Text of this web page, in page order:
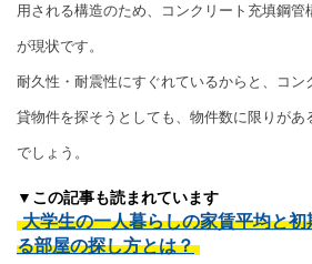
用される構造のため、コンクリート充填鋼
が現状です。
耐久性・耐震性にすぐれているからと、コン
貸物件を探そうとしても、物件数に限りがあ
でしょう。
▼この記事も読まれています
大学生の一人暮らしの家賃平均と
る部屋の探し方とは？